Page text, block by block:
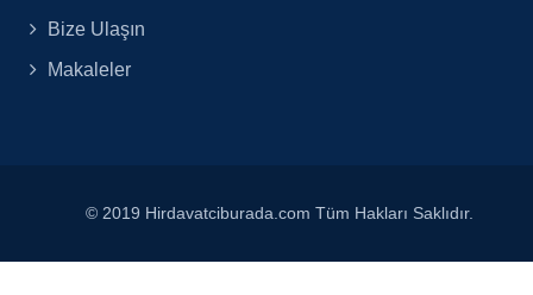
Bize Ulaşın
Makaleler
© 2019 Hirdavatciburada.com Tüm Hakları Saklıdır.